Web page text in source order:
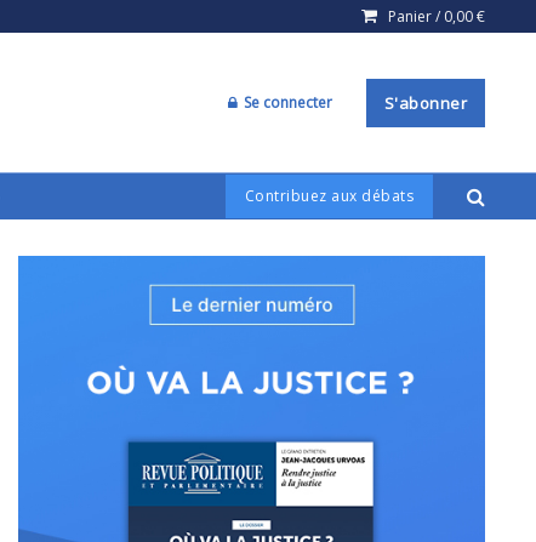
Panier / 0,00€
Se connecter S'abonner
Contribuez aux débats